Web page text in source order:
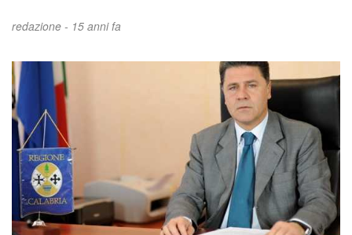
redazione - 15 anni fa